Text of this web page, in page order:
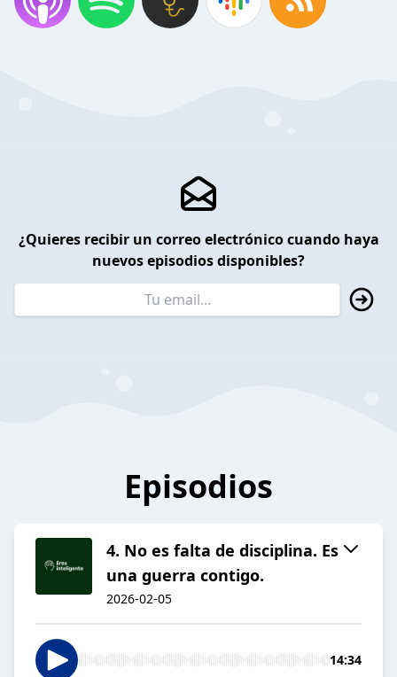
¿Quieres recibir un correo electrónico cuando haya
nuevos episodios disponibles?
Episodios
4. No es falta de disciplina. Es
una guerra contigo.
2026-02-05
14:34